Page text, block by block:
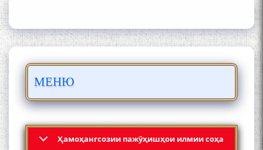
МЕНЮ
Ҳамоҳангсозии пажӯҳишҳои илмии соҳа
БО 4 000 000 СОМОНӢ
МӮЪМИН ҚАНОАТ СОХТА